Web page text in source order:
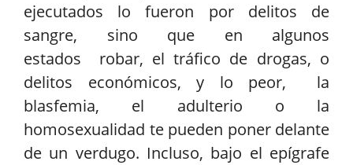
ejecutados lo fueron por delitos de
sangre, sino que en algunos
estados robar, el tráfico de drogas, o
delitos económicos, y lo peor, la
blasfemia, el adulterio o la
homosexualidad te pueden poner delante
de un verdugo. Incluso, bajo el epígrafe